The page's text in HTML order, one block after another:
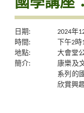
日期:
2024年
時間:
下午2
地點:
大會堂
簡介:
康樂及
系列的
欣賞興